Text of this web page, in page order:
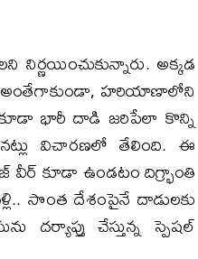
అక్కడ
అంతేగాకుండా, హరియాణాలోని
కూడా భారీ దాడి జరిపేలా కొన్ని
విచారణలో తేలింది. ఈ
కూడా ఉండటం దిగ్భ్రాంతి
సొంత దేశంపైనే దాడులకు
చేస్తున్న స్పెషల్